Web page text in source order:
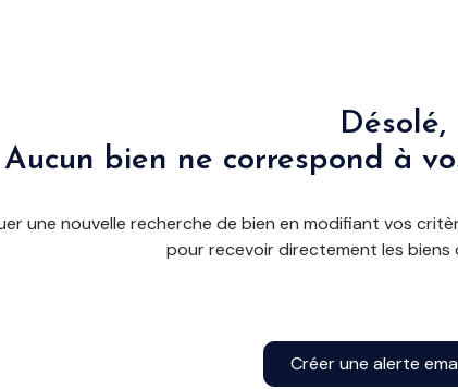
Désolé,
Aucun bien ne correspond à
une nouvelle recherche de bien en modifiant vos
pour recevoir directement les biens
Créer une alerte